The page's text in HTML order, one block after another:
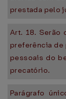
prestada pelo
Art. 18. Serão
preferência
pessoais do
precatório.
Parágrafo